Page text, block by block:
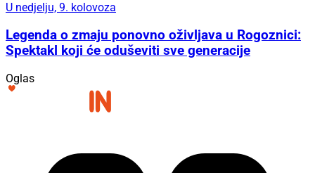
U nedjelju, 9. kolovoza
Legenda o zmaju ponovno oživljava u Rogoznici:
Spektakl koji će oduševiti sve generacije
Oglas